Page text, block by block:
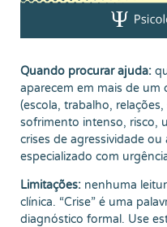
Quando procurar ajuda:
aparecem em mais de
(escola, trabalho,
sofrimento intenso, risco,
crises de agressividade
especializado com
Limitações: nenhuma
clínica. “Crise” é uma
diagnóstico formal. Use